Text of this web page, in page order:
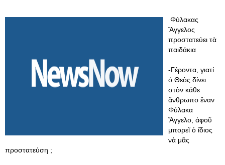
Φύλακας
Ἄγγελος
προστατεύει τὰ
παιδάκια
-Γέροντα, γιατί
ὁ Θεὸς δίνει
στὸν κάθε
ἄνθρωπο ἕναν
Φύλακα
Ἄγγελο, ἀφοῦ
μπορεῖ ὁ ἴδιος
νὰ μᾶς
προστατεύση ;